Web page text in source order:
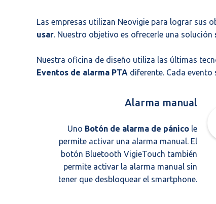
Las empresas utilizan Neovigie para lograr sus
usar . Nuestro objetivo es ofrecerle una solución
Nuestra oficina de diseño utiliza las últimas
Eventos de alarma PTA diferente. Cada
Alarma manual
Uno Botón de alarma de pánicole
permite activar una alarma manual. El
botón Bluetooth VigieTouch también
permite activar la alarma manual sin
tener que desbloquear el smartphone.